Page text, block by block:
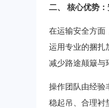
二、 核心优势
在运输安全方面
运用专业的捆扎
减少路途颠簸与
操作团队由经验
稳起吊、合理衬